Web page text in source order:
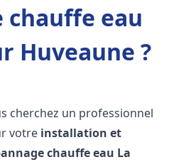
chauffe eau
Huveaune ?
cherchez un professionnel
votre installation et
chauffe eau La